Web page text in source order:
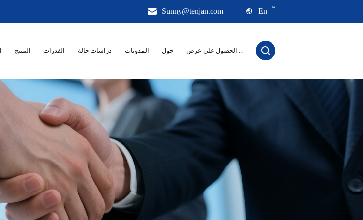
En
Sunny@tenjan.com
المنتج القدرات دراسات حالة المدونات حول الحصول على عرض ...